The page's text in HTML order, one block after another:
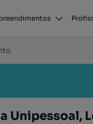
Unipessoal,